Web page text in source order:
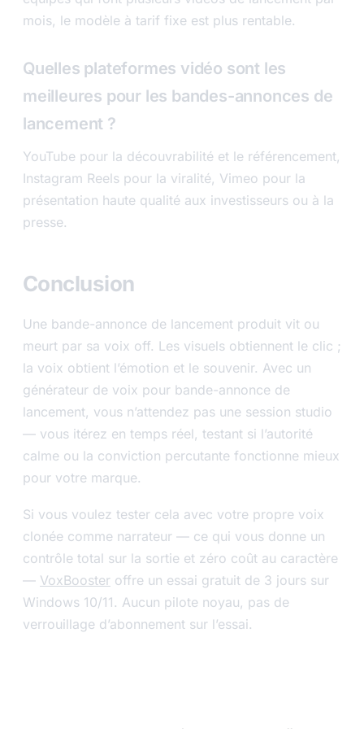
mois, le modèle à tarif fixe est plus rentable.
Quelles plateformes vidéo sont les
meilleures pour les bandes-annonces de
lancement ?
YouTube pour la découvrabilité et le référencement,
Instagram Reels pour la viralité, Vimeo pour la
présentation haute qualité aux investisseurs ou à la
presse.
Conclusion
Une bande-annonce de lancement produit vit ou
meurt par sa voix off. Les visuels obtiennent le clic ;
la voix obtient l’émotion et le souvenir. Avec un
générateur de voix pour bande-annonce de
lancement, vous n’attendez pas une session studio
— vous itérez en temps réel, testant si l’autorité
calme ou la conviction percutante fonctionne mieux
pour votre marque.
Si vous voulez tester cela avec votre propre voix
clonée comme narrateur — ce qui vous donne un
contrôle total sur la sortie et zéro coût au caractère
— VoxBooster offre un essai gratuit de 3 jours sur
Windows 10/11. Aucun pilote noyau, pas de
verrouillage d’abonnement sur l’essai.